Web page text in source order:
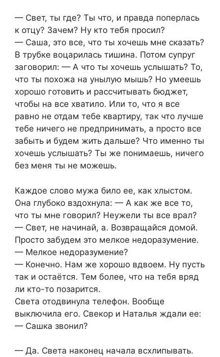
— Свет, ты где? Ты что, и правда поперлась
к отцу? Зачем? Ну кто тебя просил?
— Саша, это все, что ты хочешь мне сказать?
В трубке воцарилась тишина. Потом супруг
заговорил: — А что ты хочешь услышать? То,
что ты похожа на унылую мышь? Но умеешь
хорошо готовить и рассчитывать бюджет,
чтобы на все хватило. Или то, что я все
равно не отдам тебе квартиру, так что лучше
тебе ничего не предпринимать, а просто все
забыть и будем жить дальше? Что именно ты
хочешь услышать? Ты же понимаешь, ничего
без меня ты не можешь.
Каждое слово мужа било ее, как хлыстом.
Она глубоко вздохнула: — А как же все то,
что ты мне говорил? Неужели ты все врал?
— Свет, не начинай, а. Возвращайся домой.
Просто забудем это мелкое недоразумение.
— Мелкое недоразумение?
— Конечно. Нам же хорошо вдвоем. Ну пусть
так и остаётся. Тем более, что на тебя вряд
ли кто-то позарится.
Света отодвинула телефон. Вообще
выключила его. Свекор и Наталья ждали ее:
— Сашка звонил?
— Да. Света наконец начала всхлипывать.